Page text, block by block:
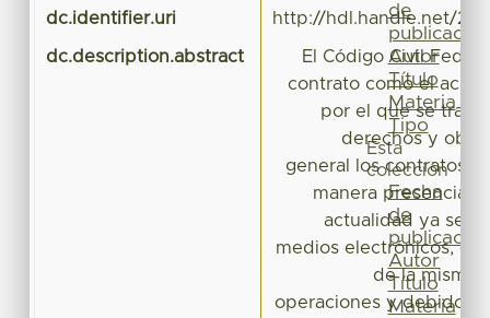
dc.identifier.uri http://hdl.handle.net/
dc.description.abstract
El Código Civil
contrato como el
por el que se
derechos y
general los contratos
manera presencial,
actualidad ya se
medios electrónicos, el
de la misma
operaciones y debido
de
publicación
Autor
Título
Materia
Tipo
Esta
colección
Fecha
de
publicación
Autor
Título
Materia